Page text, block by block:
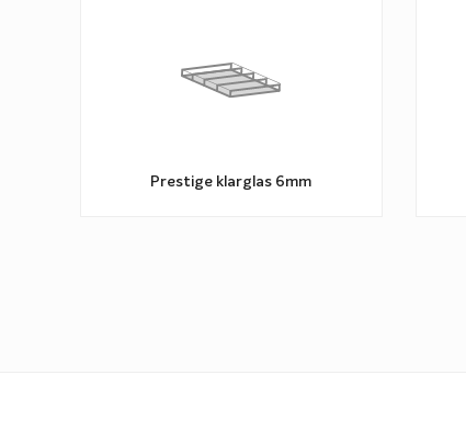
via länken ovan. I den får du svar på alla tänkbara
göra — så att du kan känna dig trygg i ditt köp av pooltak.
Prestige klarglas 6mm